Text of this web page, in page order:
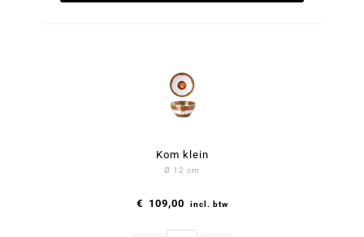
Kom klein
Ø 12 cm
€ 109,00 incl. btw